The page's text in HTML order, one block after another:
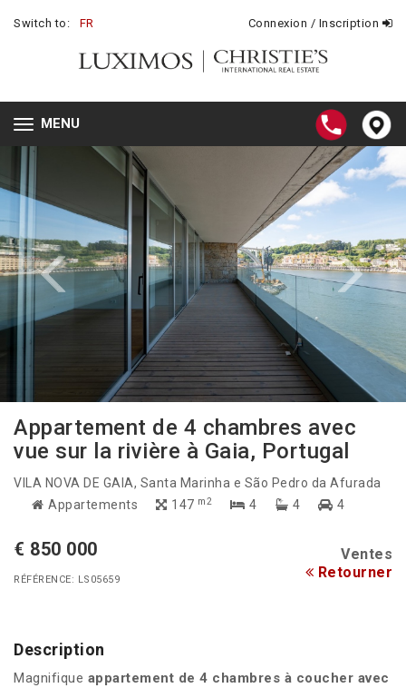
Switch to: FR Connexion / Inscription
Toggle
navigation
MENU
Appartement de 4 chambres avec
vue sur la rivière à Gaia, Portugal
VILA NOVA DE GAIA, Santa Marinha e São Pedro da Afurada
Appartements
147 m2 4 4 4
€ 850 000 Ventes
RÉFÉRENCE: LS05659 Retourner
Description
Magnifique appartement de 4 chambres à coucher avec